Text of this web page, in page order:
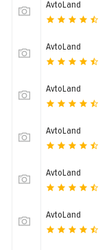
AvtoLand
AvtoLand
AvtoLand
AvtoLand
AvtoLand
AvtoLand